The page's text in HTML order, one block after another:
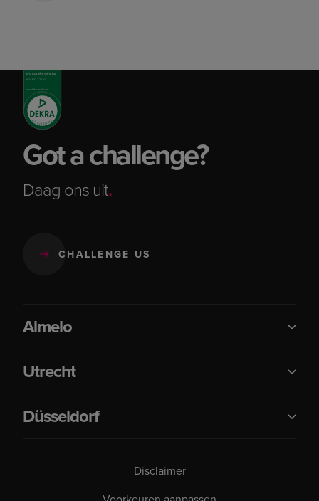
Got a challenge?
Daag ons uit.
CHALLENGE US
Almelo
Utrecht
Düsseldorf
Disclaimer